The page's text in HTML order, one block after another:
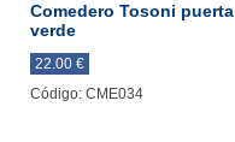
Comedero Tosoni puerta
verde
22.00 €
Código: CME034